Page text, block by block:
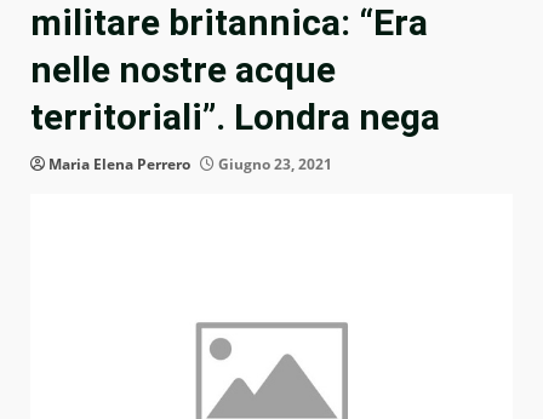
militare britannica: “Era
nelle nostre acque
territoriali”. Londra nega
Maria Elena Perrero Giugno 23, 2021